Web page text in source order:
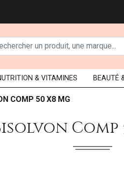
& VITAMINES BEAUTÉ
COMP 50 X8 MG
Comp